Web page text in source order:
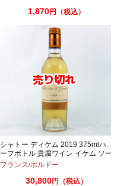
1,870円（税込）
シャトー ディケム 2019 375mlハ
ーフボトル 貴腐ワイン イケム ソー
テルヌ
フランス/ボルドー
30,800円（税込）